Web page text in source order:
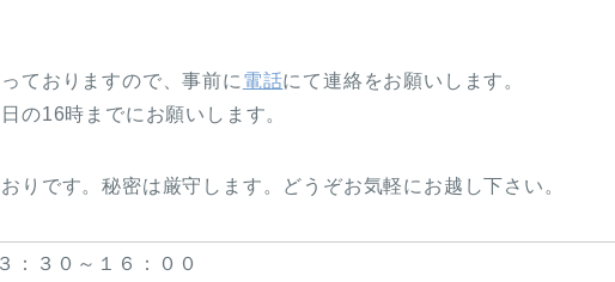
ておりますので、事前に 電話にて連絡をお願いします。
の16時までにお願いします。
りです。秘密は厳守します。どうぞお気軽にお越し下さい。
：３０～１６：００